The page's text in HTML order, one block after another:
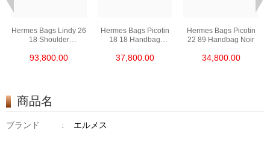
Hermes Bags Lindy 26
18 Shoulder
93,800.00
Hermes Bags Picotin
18 18 Handbag
37,800.00
Hermes Bags Picotin
22 89 Handbag Noir
34,800.00
商品名
ブランド : エルメス